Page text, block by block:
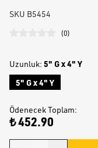
SKU B5454
(0)
Uzunluk: 5" G x 4" Y
5" G x 4" Y
Ödenecek Toplam:
₺ 452.90